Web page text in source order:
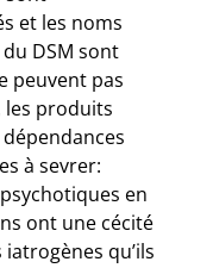
et les noms
DSM sont
peuvent pas
les produits
à sevrer:
en
ont une cécité
qu’ils